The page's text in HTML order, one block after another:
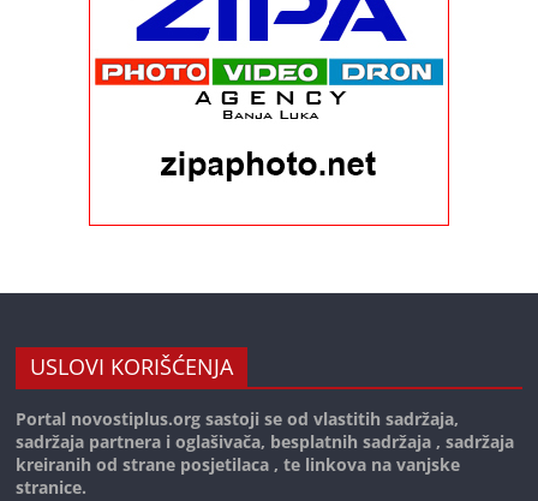
USLOVI KORIŠĆENJA
Portal novostiplus.org sastoji se od vlastitih sadržaja,
sadržaja partnera i oglašivača, besplatnih sadržaja , sadržaja
kreiranih od strane posjetilaca , te linkova na vanjske
stranice.